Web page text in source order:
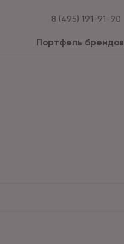
8 (495) 191-91-90
Портфель брендов